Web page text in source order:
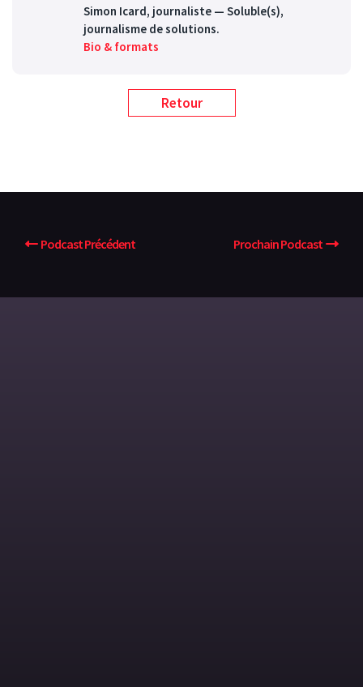
Simon Icard, journaliste — Soluble(s),
journalisme de solutions.
Bio & formats
Retour
Podcast Précédent Prochain Podcast